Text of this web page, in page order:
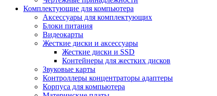
Комплектующие для компьютера
Аксессуары для комплектующих
Блоки питания
Видеокарты
Жесткие диски и аксессуары
Жесткие диски и SSD
Контейнеры для жестких дисков
Звуковые карты
Контроллеры концентраторы адаптеры
Корпуса для компьютера